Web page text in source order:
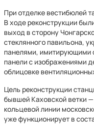
При отделке вестибюлей
В ходе реконструкции
выход в сторону
стеклянного павильона,
панелями, имитирующими
панели с изображениями
облицовке
Цель реконструкции
бывшей Каховской ветки
кольцевой линии
уже функционирует в